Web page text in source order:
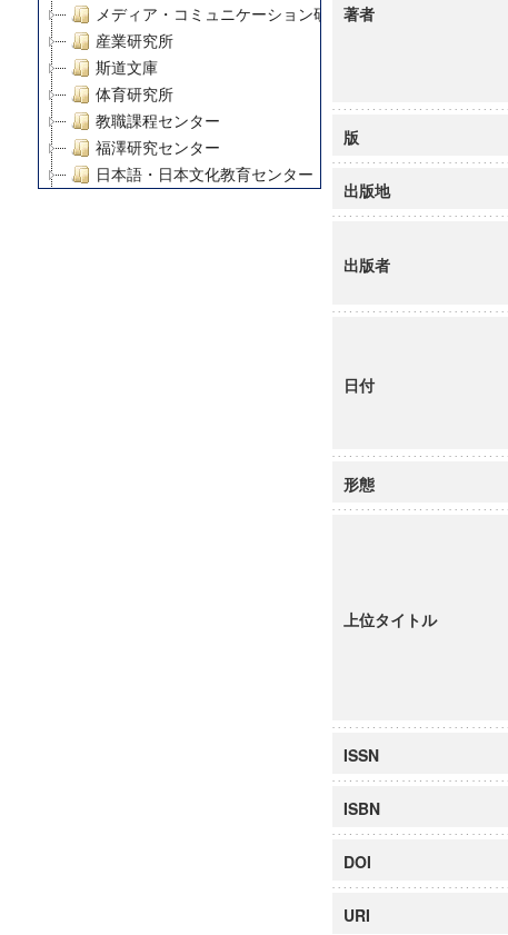
メディア・コミュニケーション研究所
産業研究所
斯道文庫
体育研究所
教職課程センター
福澤研究センター
日本語・日本文化教育センター
デジタルメディア・コンテンツ統合研究センター
慶應義塾大学グローバルCOEプログラム市民社会ガバナ
慶應義塾大学グローバルCOEプログラム論理と感性の先
博士課程教育リーディングプログラム「超成熟社会発展の
著者
版
出版地
出版者
日付
形態
上位タイトル
ISSN
ISBN
DOI
URI